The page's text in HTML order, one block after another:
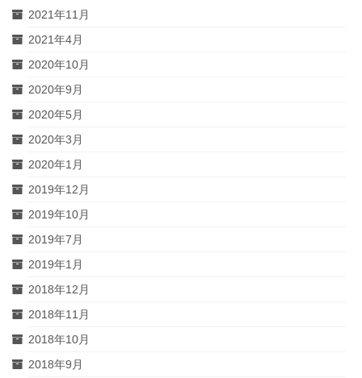
2021年11月
2021年4月
2020年10月
2020年9月
2020年5月
2020年3月
2020年1月
2019年12月
2019年10月
2019年7月
2019年1月
2018年12月
2018年11月
2018年10月
2018年9月